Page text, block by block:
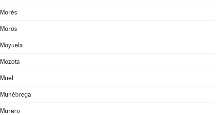
Morés
Moros
Moyuela
Mozota
Muel
Munébrega
Murero